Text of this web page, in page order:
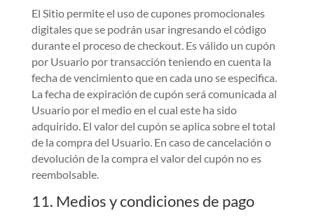
El Sitio permite el uso de cupones promocionales
digitales que se podrán usar ingresando el código
durante el proceso de checkout. Es válido un cupón
por Usuario por transacción teniendo en cuenta la
fecha de vencimiento que en cada uno se especifica.
La fecha de expiración de cupón será comunicada al
Usuario por el medio en el cual este ha sido
adquirido. El valor del cupón se aplica sobre el total
de la compra del Usuario. En caso de cancelación o
devolución de la compra el valor del cupón no es
reembolsable.
11. Medios y condiciones de pago